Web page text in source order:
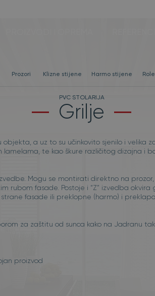
Prozori Klizne stijene Harmo stijene
PVC STOLARIJA
Grilje
a uz to su učinkovito sjenilo i velika
te kao škure različitog dizajna i
Mogu se montirati direktno na
rubom fasade. Postoje i “Z” izvedba
fasade ili preklopne (harmo) i
za zaštitu od sunca kako na Jadranu
proizvod